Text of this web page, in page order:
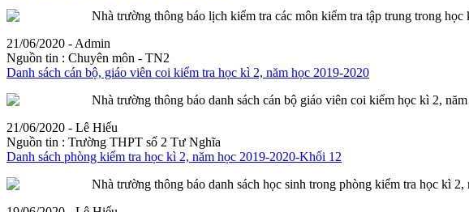
Nhà trường thông báo lịch kiểm tra các môn kiểm tra tập trung trong học
21/06/2020 - Admin
Nguồn tin : Chuyên môn - TN2
Danh sách cán bộ, giáo viên coi kiểm tra học kì 2, năm học 2019-2020
Nhà trường thông báo danh sách cán bộ giáo viên coi kiểm học kì 2,
21/06/2020 - Lê Hiếu
Nguồn tin : Trường THPT số 2 Tư Nghĩa
Danh sách phòng kiểm tra học kì 2, năm học 2019-2020-Khối 12
Nhà trường thông báo danh sách học sinh trong phòng kiểm tra học kì 2,